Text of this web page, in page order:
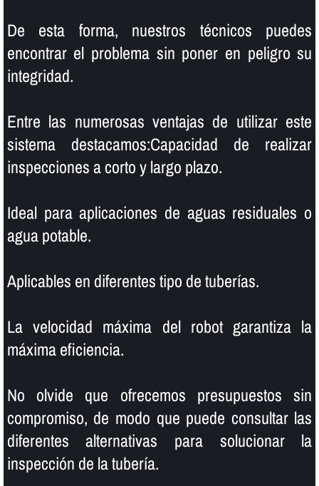
De esta forma, nuestros técnicos puedes
encontrar el problema sin poner en peligro su
integridad.
Entre las numerosas ventajas de utilizar este
sistema destacamos:Capacidad de realizar
inspecciones a corto y largo plazo.
Ideal para aplicaciones de aguas residuales o
agua potable.
Aplicables en diferentes tipo de tuberí­as.
La velocidad máxima del robot garantiza la
máxima eficiencia.
No olvide que ofrecemos presupuestos sin
compromiso, de modo que puede consultar las
diferentes alternativas para solucionar la
inspección de la tuberí­a.